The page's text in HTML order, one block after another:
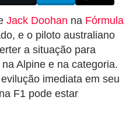
Jack Doohan na Fórmula
e o piloto australiano
a situação para
Alpine e na categoria.
imediata em seu
F1 pode estar